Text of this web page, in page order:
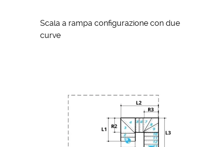
Scala a rampa configurazione con due
curve